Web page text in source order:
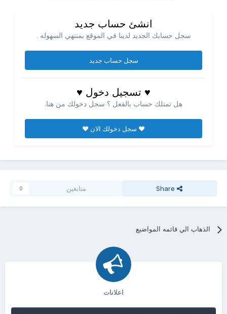
انشئ حساب جديد
سجل حسابك الجديد لدينا في الموقع بمنتهي السهوله .
سجل حساب جديد
♥ تسجيل دخول ♥
هل تمتلك حساب بالفعل ؟ سجل دخولك من هنا.
♥ سجل دخولك الان ♥
Share متابعين 0
الذهاب الي قائمه المواضيع
اعلانات